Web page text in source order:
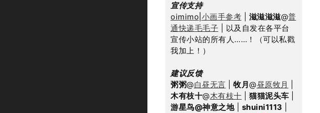
宣传支持
oimimo|小画手参考
滋滋滋滋@普
通快递毛毛子 | 以及自发在各平台
宣传小站的所有人……！（可以私戳
我加上！）
建议反馈
粥粥@白昼无言 牧月@昼原牧月
木有枝十@木有枝十 猫猫泥头车
游星鸟@神意之地 | shuini1113